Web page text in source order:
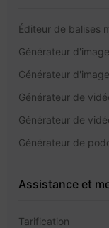
Éditeur de balises
Générateur
Générateur
Générateur de
Générateur de
Générateur de
Assistance et
Tarification